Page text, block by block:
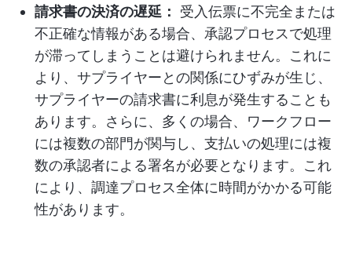
請求書の決済の遅延：
受入伝票に不完全または
不正確な情報がある場合、承認プロセスで処理
が滞ってしまうことは避けられません。これに
より、サプライヤーとの関係にひずみが生じ、
サプライヤーの請求書に利息が発生することも
あります。さらに、多くの場合、ワークフロー
には複数の部門が関与し、支払いの処理には複
数の承認者による署名が必要となります。これ
により、調達プロセス全体に時間がかかる可能
性があります。